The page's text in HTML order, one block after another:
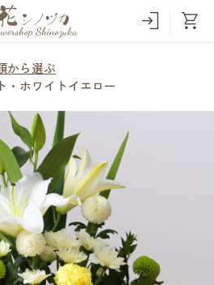
から選ぶ
・ホワイトイエロー